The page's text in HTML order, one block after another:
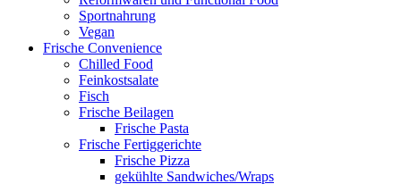
Sportnahrung
Vegan
Frische Convenience
Chilled Food
Feinkostsalate
Fisch
Frische Beilagen
Frische Pasta
Frische Fertiggerichte
Frische Pizza
gekühlte Sandwiches/Wraps